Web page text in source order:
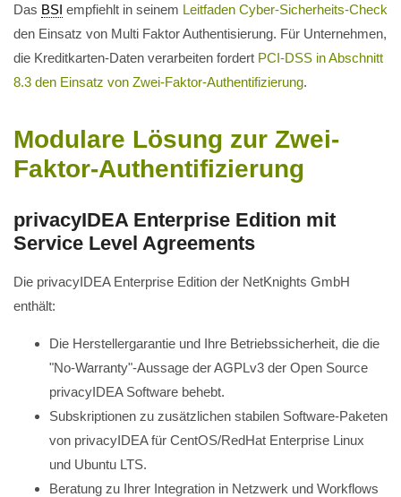
Das BSI empfiehlt in seinem Leitfaden Cyber-Sicherheits-Check
den Einsatz von Multi Faktor Authentisierung. Für Unternehmen,
die Kreditkarten-Daten verarbeiten fordert PCI-DSS in Abschnitt
8.3 den Einsatz von Zwei-Faktor-Authentifizierung.
Modulare Lösung zur Zwei-
Faktor-Authentifizierung
privacyIDEA Enterprise Edition mit
Service Level Agreements
Die privacyIDEA Enterprise Edition der NetKnights GmbH
enthält:
Die Herstellergarantie und Ihre Betriebssicherheit, die die
"No-Warranty"-Aussage der AGPLv3 der Open Source
privacyIDEA Software behebt.
Subskriptionen zu zusätzlichen stabilen Software-Paketen
von privacyIDEA für CentOS/RedHat Enterprise Linux
und Ubuntu LTS.
Beratung zu Ihrer Integration in Netzwerk und Workflows